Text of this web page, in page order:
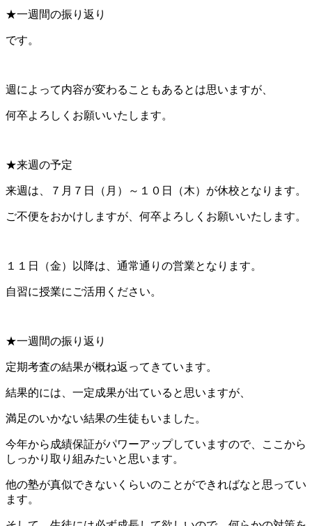
★一週間の振り返り
です。
週によって内容が変わることもあるとは思いますが、
何卒よろしくお願いいたします。
★来週の予定
来週は、７月７日（月）～１０日（木）が休校となります。
ご不便をおかけしますが、何卒よろしくお願いいたします。
１１日（金）以降は、通常通りの営業となります。
自習に授業にご活用ください。
★一週間の振り返り
定期考査の結果が概ね返ってきています。
結果的には、一定成果が出ていると思いますが、
満足のいかない結果の生徒もいました。
今年から成績保証がパワーアップしていますので、ここから
しっかり取り組みたいと思います。
他の塾が真似できないくらいのことができればなと思ってい
ます。